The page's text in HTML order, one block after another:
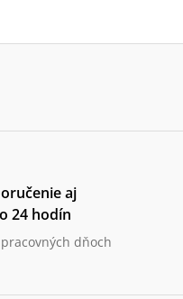
aj
24 hodín
dňoch